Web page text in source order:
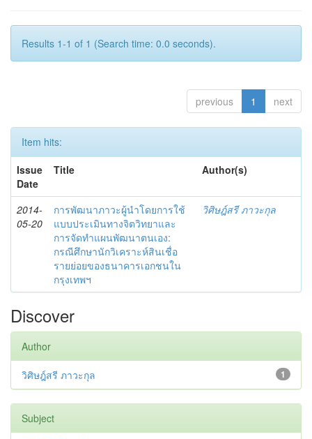
Results 1-1 of 1 (Search time: 0.0 seconds).
previous 1 next
Item hits:
Issue
Date
Title Author(s)
2014-
05-20
การพัฒนาภาวะผู้นำโดยการใช้
แบบประเมินทางจิตวิทยาและ
การจัดทำแผนพัฒนาตนเอง:
กรณีศึกษานักวิเคราะห์สินเชื่อ
รายย่อยของธนาคารเอกชนใน
กรุงเทพฯ
วิศิษฎ์สรี ภาวะกุล
Discover
Author
1
วิศิษฎ์สรี ภาวะกุล
Subject